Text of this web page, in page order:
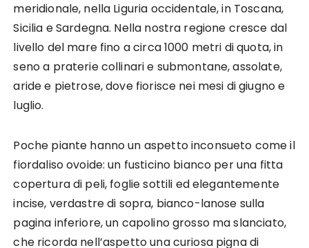
meridionale, nella Liguria occidentale, in Toscana,
Sicilia e Sardegna. Nella nostra regione cresce dal
livello del mare fino a circa 1000 metri di quota, in
seno a praterie collinari e submontane, assolate,
aride e pietrose, dove fiorisce nei mesi di giugno e
luglio.
Poche piante hanno un aspetto inconsueto come il
fiordaliso ovoide: un fusticino bianco per una fitta
copertura di peli, foglie sottili ed elegantemente
incise, verdastre di sopra, bianco-lanose sulla
pagina inferiore, un capolino grosso ma slanciato,
che ricorda nell’aspetto una curiosa pigna di